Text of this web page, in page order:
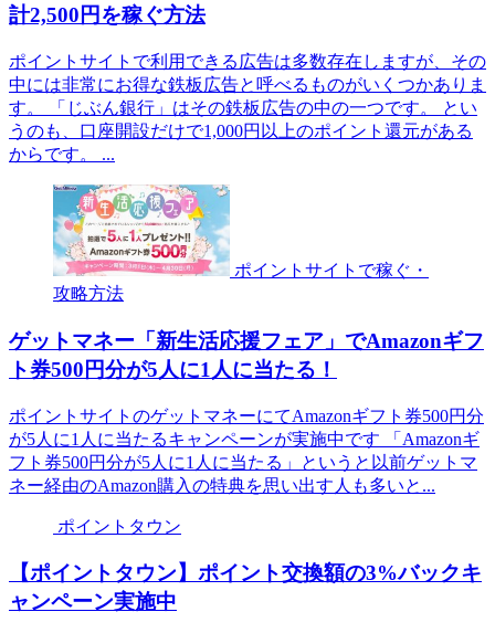
計2,500円を稼ぐ方法
ポイントサイトで利用できる広告は多数存在しますが、その
中には非常にお得な鉄板広告と呼べるものがいくつかありま
す。 「じぶん銀行」はその鉄板広告の中の一つです。 とい
うのも、口座開設だけで1,000円以上のポイント還元がある
からです。 ...
ポイントサイトで稼ぐ・
攻略方法
ゲットマネー「新生活応援フェア」でAmazonギフ
ト券500円分が5人に1人に当たる！
ポイントサイトのゲットマネーにてAmazonギフト券500円分
が5人に1人に当たるキャンペーンが実施中です 「Amazonギ
フト券500円分が5人に1人に当たる」というと以前ゲットマ
ネー経由のAmazon購入の特典を思い出す人も多いと...
ポイントタウン
【ポイントタウン】ポイント交換額の3%バックキ
ャンペーン実施中